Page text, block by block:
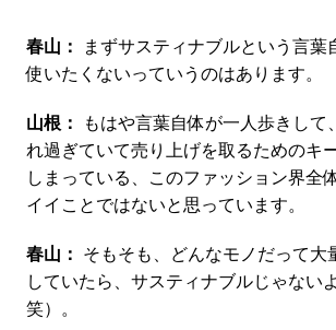
春山：
まずサスティナブルという言葉
使いたくないっていうのはあります。
山根：
もはや言葉自体が一人歩きして
れ過ぎていて売り上げを取るためのキ
しまっている、このファッション界全
イイことではないと思っています。
春山： そもそも、どんなモノだって大
していたら、サスティナブルじゃない
笑）。